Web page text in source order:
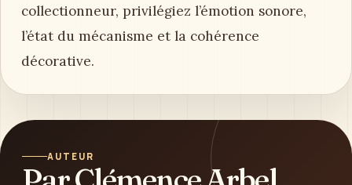
collectionneur, privilégiez l’émotion sonore,
l’état du mécanisme et la cohérence
décorative.
AUTEUR